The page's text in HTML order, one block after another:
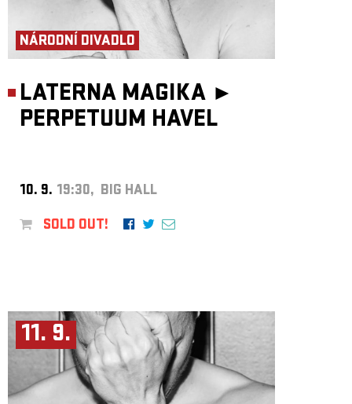
NÁRODNÍ DIVADLO
LATERNA MAGIKA ►
PERPETUUM HAVEL
10. 9. 19:30, BIG HALL
SOLD OUT!
11. 9.